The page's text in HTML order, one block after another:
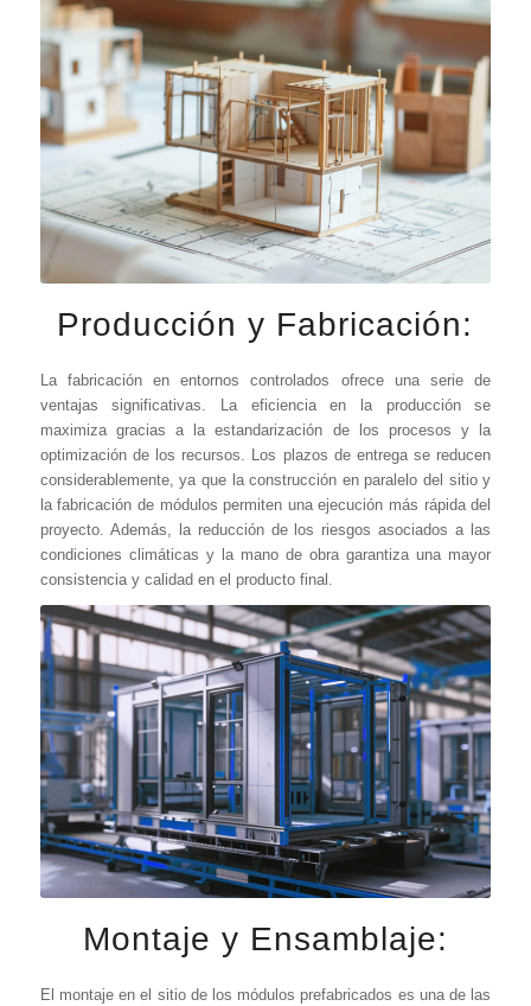
Producción y Fabricación:
La fabricación en entornos controlados ofrece una serie de
ventajas significativas. La eficiencia en la producción se
maximiza gracias a la estandarización de los procesos y la
optimización de los recursos. Los plazos de entrega se reducen
considerablemente, ya que la construcción en paralelo del sitio y
la fabricación de módulos permiten una ejecución más rápida del
proyecto. Además, la reducción de los riesgos asociados a las
condiciones climáticas y la mano de obra garantiza una mayor
consistencia y calidad en el producto final.
Montaje y Ensamblaje:
El montaje en el sitio de los módulos prefabricados es una de las